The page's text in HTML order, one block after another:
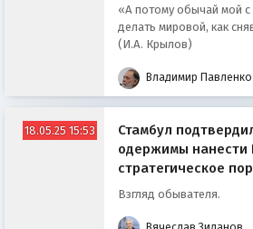
«А потому обычай мой с
делать мировой, как
(И.А. Крылов)
Владимир Павленко
18.05.25 15:53
Стамбул
одержимы нанести
стратегическое
Взгляд обывателя.